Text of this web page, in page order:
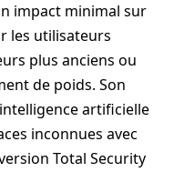
impact minimal sur
les utilisateurs
plus anciens ou
de poids. Son
artificielle
inconnues avec
Total Security